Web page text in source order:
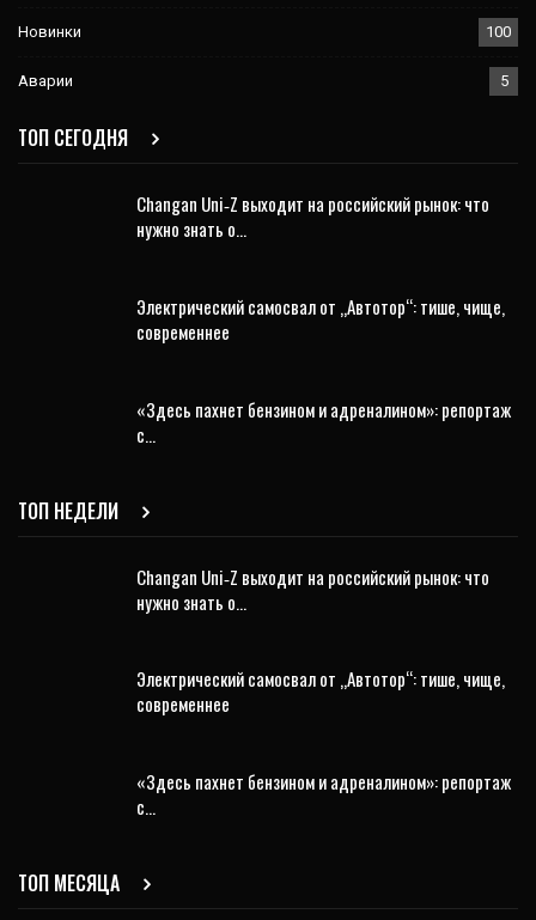
Новинки 100
Аварии 5
ТОП СЕГОДНЯ
Changan Uni‑Z выходит на российский рынок: что
нужно знать о…
Электрический самосвал от „Автотор“: тише, чище,
современнее
«Здесь пахнет бензином и адреналином»: репортаж
с…
ТОП НЕДЕЛИ
Changan Uni‑Z выходит на российский рынок: что
нужно знать о…
Электрический самосвал от „Автотор“: тише, чище,
современнее
«Здесь пахнет бензином и адреналином»: репортаж
с…
ТОП МЕСЯЦА